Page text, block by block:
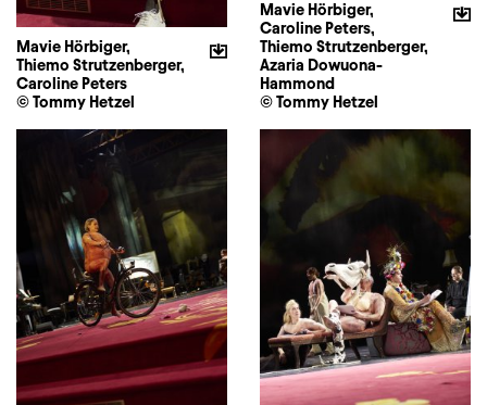
Mavie Hörbiger,
Caroline Peters,
Thiemo Strutzenberger,
Azaria Dowuona-
Hammond
© Tommy Hetzel
Mavie Hörbiger,
Thiemo Strutzenberger,
Caroline Peters
© Tommy Hetzel